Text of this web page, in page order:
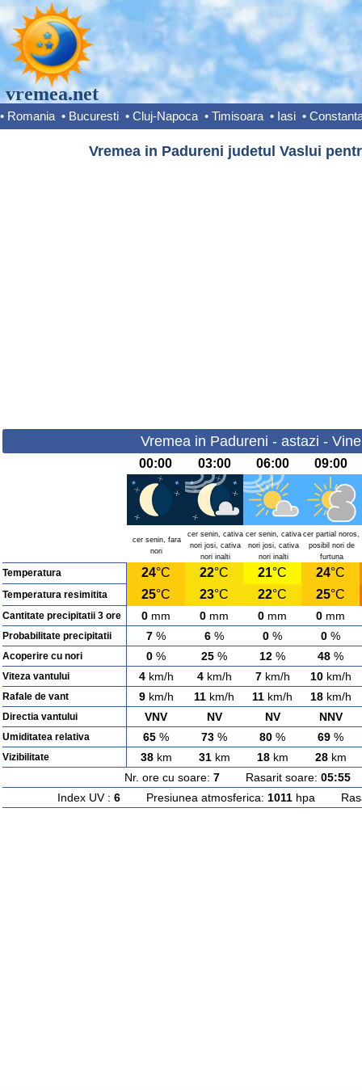
vremea.net
• Romania • Bucuresti • Cluj-Napoca • Timisoara • Iasi •
Vremea in Padureni judetul Vaslui
Vremea in Padureni - astazi -
00:00 03:00 06:00 09:00
cer senin, fara
nori
cer senin, cativa
nori josi, cativa
nori inalti
cer senin, cativa
nori josi, cativa
nori inalti
cer partial noros,
posibil nori de
furtuna
Temperatura 24°C 22°C 21°C 24°C
Temperatura resimitita 25°C 23°C 22°C 25°C
Cantitate precipitatii 3 ore 0 mm 0 mm 0 mm 0 mm
Probabilitate precipitatii 7 % 6 % 0 % 0 %
Acoperire cu nori 0 % 25 % 12 % 48 %
Viteza vantului 4km/h 4km/h 7km/h 10km/h
Rafale de vant 9km/h 11 km/h 11 km/h 18km/h
Directia vantului VNV NV NV NNV
Umiditatea relativa 65 % 73 % 80 % 69 %
Vizibilitate 38km 31km 18km 28km
Nr. ore cu soare: 7Rasarit soare: 05:55
Index UV : 6Presiunea atmosferica: 1011hpa